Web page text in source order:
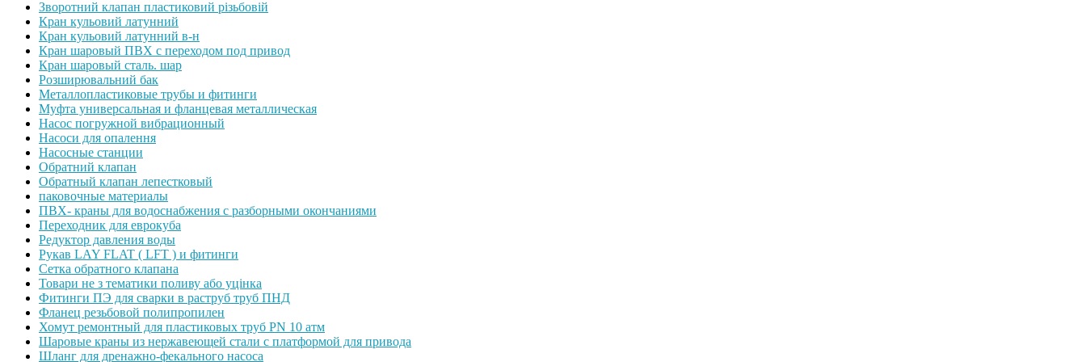
Зворотний клапан пластиковий різьбовій
Кран кульовий латунний
Кран кульовий латунний в-н
Кран шаровый ПВХ с переходом под привод
Кран шаровый сталь. шар
Розширювальний бак
Металлопластиковые трубы и фитинги
Муфта универсальная и фланцевая металлическая
Насос погружной вибрационный
Насоси для опалення
Насосные станции
Обратний клапан
Обратный клапан лепестковый
паковочные материалы
ПВХ- краны для водоснабжения с разборными окончаниями
Переходник для еврокуба
Редуктор давления воды
Рукав LAY FLAT ( LFT ) и фитинги
Сетка обратного клапана
Товари не з тематики поливу або уцінка
Фитинги ПЭ для сварки в раструб труб ПНД
Фланец резьбовой полипропилен
Хомут ремонтный для пластиковых труб PN 10 атм
Шаровые краны из нержавеющей стали с платформой для привода
Шланг для дренажно-фекального насоса